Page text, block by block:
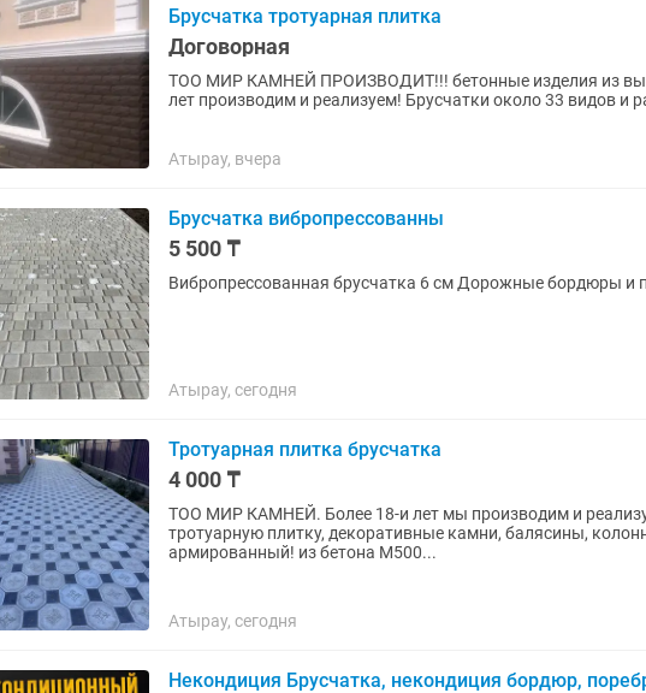
Брусчатка тротуарная плитка
Договорная
ТОО МИР КАМНЕЙ ПРОИЗВОДИТ!!! бетонные изделия из
лет производим и реализуем! Брусчатки около 33 видов и
Атырау, вчера
Брусчатка вибропрессованны
5 500 ₸
Вибропрессованная брусчатка 6 см Дорожные
Атырау, сегодня
Тротуарная плитка брусчатка
4 000 ₸
ТОО МИР КАМНЕЙ. Более 18-и лет мы производим и
тротуарную плитку, декоративные камни, балясины,
армированный! из бетона М500...
Атырау, сегодня
Некондиция Брусчатка, некондиция бордюр,